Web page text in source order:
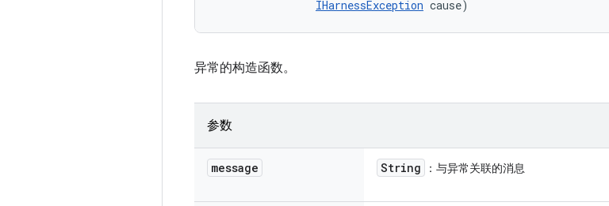
IHarnessException cause)
异常的构造函数。
参数
message String ：与异常关联的消息